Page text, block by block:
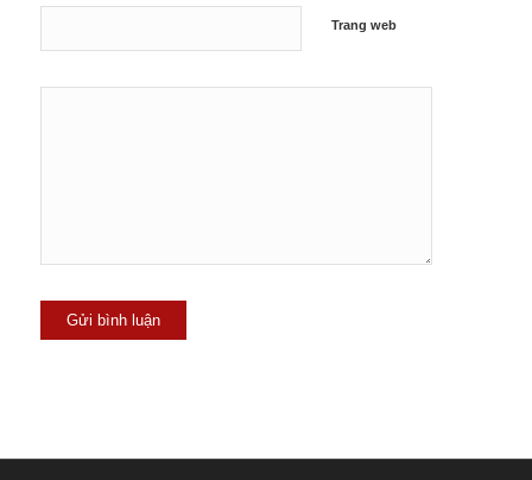
Trang web